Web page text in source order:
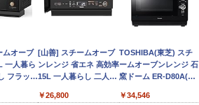
米 青い流
リ 5kg 長
年産
【在庫処分価格】もも
たろう印 無洗米 5kg 業
務用 お米マイスターブ
￥2,680
by Amazon あきたこ
まちブレンド 無洗米
5kg
￥3,396
サントリ
ハイボー
角ハイボール
350ml×24本 サントリ
ー ウイスキー ハイボー
￥4,919
トリスウイスキー
4000ml サントリー 大
容量 4リットル
￥4,329
し麺 千
りだし 塩
袋 保
【公式】ブタメン とん
こつ味 35g×15個 | 業務
用 夜食 カップラーメン
スタント アウトドアに
￥1,288
カップヌードル カップ
ヌードルPRO シーフー
ドヌードル 高たんぱく
えめ 78g×12個
￥2,989
ムオーブ
一人暮ら
フラット
種搭載
[山善] スチームオーブ
ンレンジ 省エネ 高効率
15L 一人暮らし 二人暮
ットテーブル トースト
￥26,800
TOSHIBA(東芝) スチ
ームオーブンレンジ 石
窯ドーム ER-D80A(K)
理 フラットテーブル
￥34,546